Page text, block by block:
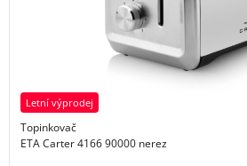
Letní výprodej
Topinkovač
ETA Carter 4166 90000 nerez